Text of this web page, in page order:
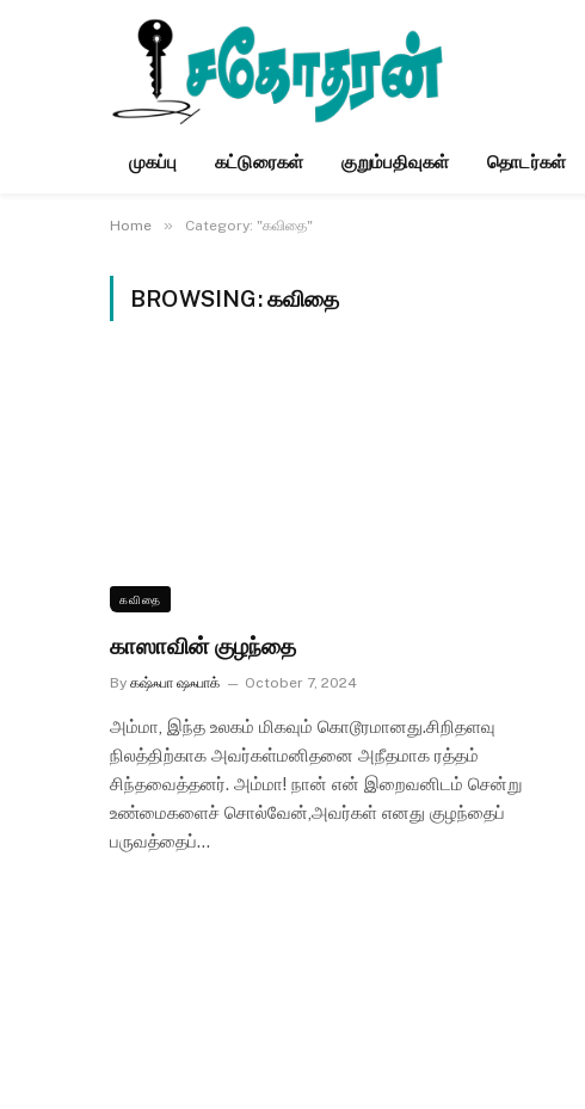
முகப்பு கட்டுரைகள் குறும்பதிவுகள் தொடர்கள்
Home » Category: "கவிதை"
BROWSING:கவிதை
கவிதை
காஸாவின் குழந்தை
By கஷ்ஃபா ஷஃபாக் October 7, 2024
அம்மா, இந்த உலகம் மிகவும் கொடூரமானது.சிறிதளவு
நிலத்திற்காக அவர்கள்மனிதனை அநீதமாக ரத்தம்
சிந்தவைத்தனர். அம்மா! நான் என் இறைவனிடம் சென்று
உண்மைகளைச் சொல்வேன்,அவர்கள் எனது குழந்தைப்
பருவத்தைப்…